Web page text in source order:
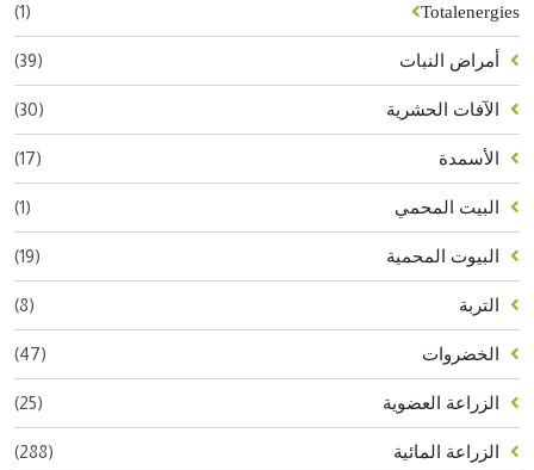
Totalenergies
(1)
أمراض النبات (39)
الآفات الحشرية (30)
الأسمدة (17)
البيت المحمي (1)
البيوت المحمية (19)
التربة (8)
الخضروات (47)
الزراعة العضوية (25)
الزراعة المائية (288)